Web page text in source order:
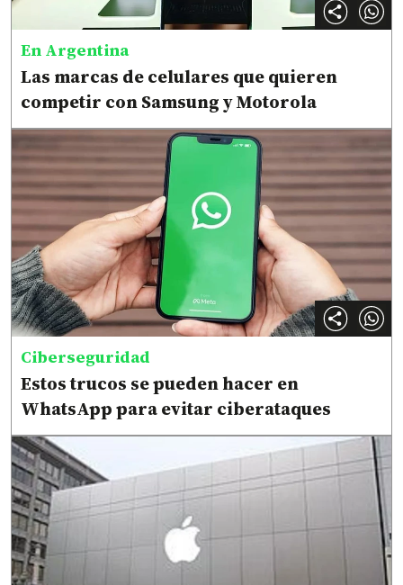
En Argentina
Las marcas de celulares que quieren
competir con Samsung y Motorola
Ciberseguridad
Estos trucos se pueden hacer en
WhatsApp para evitar ciberataques